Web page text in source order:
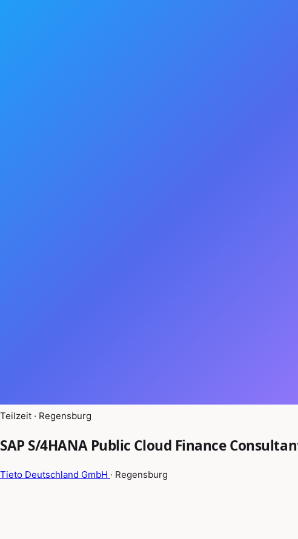
Teilzeit · Regensburg
SAP S/4HANA Public Cloud Finance
Tieto Deutschland GmbH · Regensburg